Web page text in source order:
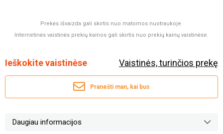
Prekės išvaizda gali skirtis nuo matomos nuotraukoje.
Internetinės vaistinės prekių kainos gali skirtis nuo prekių kainų vaistinėse.
Ieškokite vaistinėse Vaistinės, turinčios prekę
Pranešti man, kai bus
Daugiau informacijos